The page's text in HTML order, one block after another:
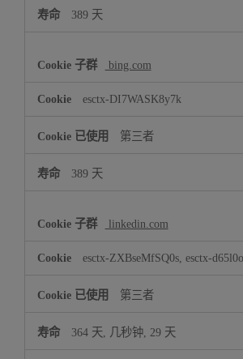
389 天
bing.com
esctx-DI7WASK8y7k
第三者
389 天
linkedin.com
esctx-ZXBseMfSQ0s, esctx-
第三者
364 天, 几秒钟, 29 天